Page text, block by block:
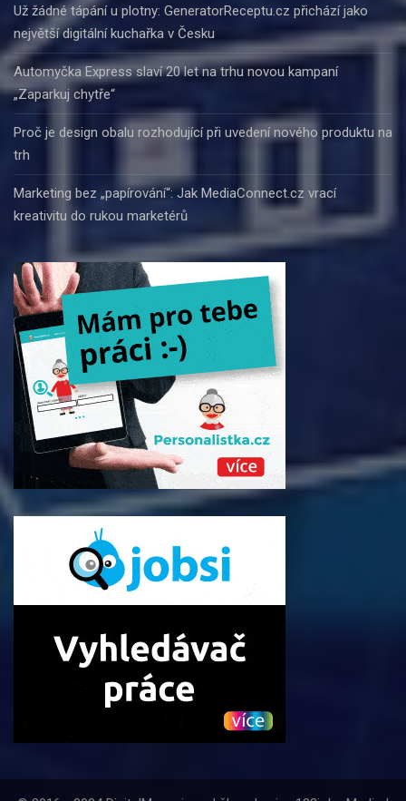
Už žádné tápání u plotny: GeneratorReceptu.cz přichází jako
největší digitální kuchařka v Česku
Automyčka Express slaví 20 let na trhu novou kampaní
„Zaparkuj chytře“
Proč je design obalu rozhodující při uvedení nového produktu na
trh
Marketing bez „papírování“: Jak MediaConnect.cz vrací
kreativitu do rukou marketérů